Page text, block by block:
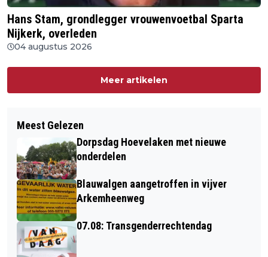
Hans Stam, grondlegger vrouwenvoetbal Sparta
Nijkerk, overleden
04 augustus 2026
Meer artikelen
Meest Gelezen
Dorpsdag Hoevelaken met nieuwe
onderdelen
Blauwalgen aangetroffen in vijver
Arkemheenweg
07.08: Transgenderrechtendag